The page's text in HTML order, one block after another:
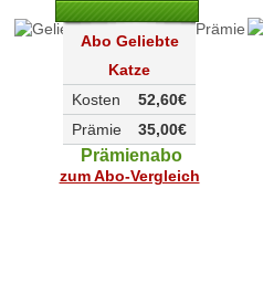
Abo Geliebte
Katze
52,60€
Kosten
35,00€
Prämie
Prämienabo
zum Abo-Vergleich